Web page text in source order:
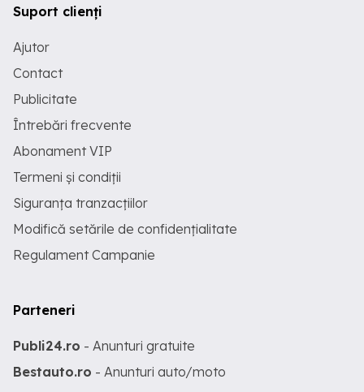
Suport clienți
Ajutor
Contact
Publicitate
Întrebări frecvente
Abonament VIP
Termeni și condiții
Siguranța tranzacțiilor
Modifică setările de confidențialitate
Regulament Campanie
Parteneri
Publi24.ro - Anunturi gratuite
Bestauto.ro - Anunturi auto/moto